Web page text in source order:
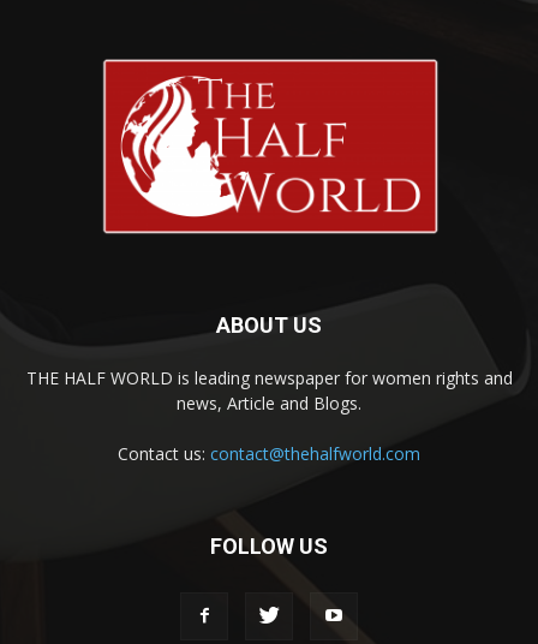
ABOUT US
THE HALF WORLD is leading newspaper for women rights and
news, Article and Blogs.
Contact us: contact@thehalfworld.com
FOLLOW US